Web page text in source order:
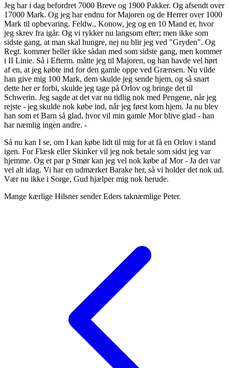
Jeg har i dag befordret 7000 Breve og 1900 Pakker. Og afsendt over
17000 Mark. Og jeg har endnu for Majoren og de Herrer over 1000
Mark til opbevaring. Feldw., Konow, jeg og en 10 Mand er, hvor
jeg skrev fra igår. Og vi rykker nu langsom efter; men ikke som
sidste gang, at man skal hungre, nej nu blir jeg ved "Gryden". Og
Regt. kommer heller ikke sådan med som sidste gang, men kommer
i II Linie. Så i Efterm. måtte jeg til Majoren, og han havde vel hørt
af en, at jeg købte ind for den gamle oppe ved Grænsen. Nu vilde
han give mig 100 Mark, dem skulde jeg sende hjem, og så snart
dette her er forbi, skulde jeg tage på Orlov og bringe det til
Schwerin. Jeg sagde at det var nu tidlig nok med Pengene, når jeg
rejste - jeg skulde nok købe ind, når jeg først kom hjem. Ja nu blev
han som et Barn så glad, hvor vil min gamle Mor blive glad - han
har næmlig ingen andre. -
Så nu kan I se, om I kan købe lidt til mig for at få en Orlov i stand
igen. For Flæsk eller Skinker vil jeg nok betale som sidst jeg var
hjemme. Og et par p Smør kan jeg vel nok købe af Mor - Ja det var
vel alt idag. Vi har en udmærket Barake her, så vi holder det nok ud.
Vær nu ikke i Sorge, Gud hjælper mig nok herude.
Mange kærlige Hilsner sender Eders taknæmlige Peter.